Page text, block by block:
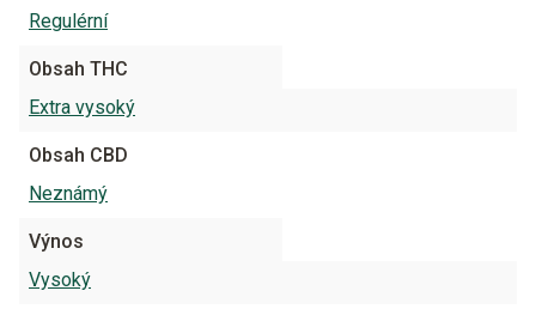
Regulérní
Obsah THC
Extra vysoký
Obsah CBD
Neznámý
Výnos
Vysoký